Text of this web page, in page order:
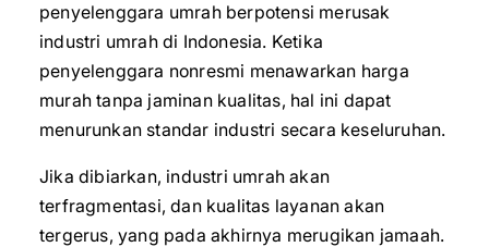
penyelenggara umrah berpotensi merusak
industri umrah di Indonesia. Ketika
penyelenggara nonresmi menawarkan harga
murah tanpa jaminan kualitas, hal ini dapat
menurunkan standar industri secara keseluruhan.
Jika dibiarkan, industri umrah akan
terfragmentasi, dan kualitas layanan akan
tergerus, yang pada akhirnya merugikan jamaah.